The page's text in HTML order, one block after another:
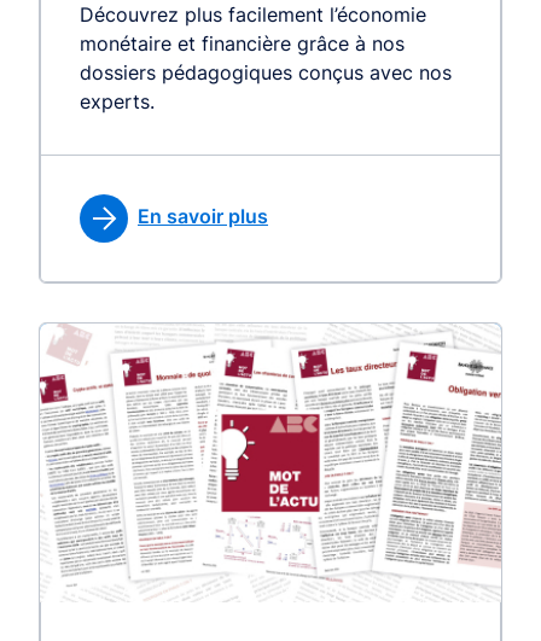
Découvrez plus facilement l’économie
monétaire et financière grâce à nos
dossiers pédagogiques conçus avec nos
experts.
En savoir plus